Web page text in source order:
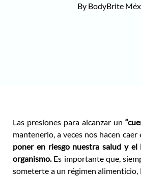
By BodyBrite
Las presiones para alcanzar un
mantenerlo, a veces nos hacen caer
poner en riesgo nuestra salud y
organismo.Es importante que,
someterte a un régimen alimenticio,